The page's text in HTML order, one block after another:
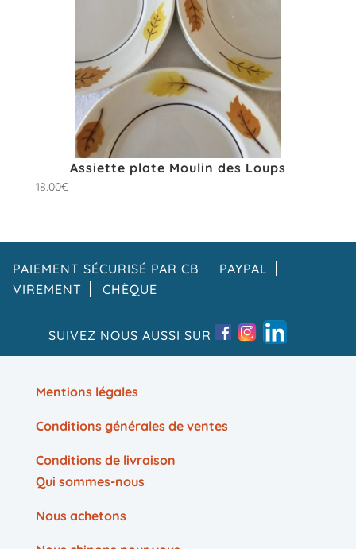
Assiette plate Moulin des Loups
18.00€
PAIEMENT SÉCURISÉ PAR CB
PAYPAL
VIREMENT
CHÈQUE
SUIVEZ NOUS AUSSI SUR
Mentions légales
Conditions générales de ventes
Conditions de livraison
Qui sommes-nous
Nous achetons